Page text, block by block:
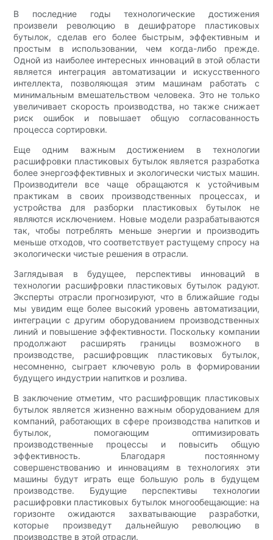
В последние годы технологические достижения
произвели революцию в дешифраторе пластиковых
бутылок, сделав его более быстрым, эффективным и
простым в использовании, чем когда-либо прежде.
Одной из наиболее интересных инноваций в этой области
является интеграция автоматизации и искусственного
интеллекта, позволяющая этим машинам работать с
минимальным вмешательством человека. Это не только
увеличивает скорость производства, но также снижает
риск ошибок и повышает общую согласованность
процесса сортировки.
Еще одним важным достижением в технологии
расшифровки пластиковых бутылок является разработка
более энергоэффективных и экологически чистых машин.
Производители все чаще обращаются к устойчивым
практикам в своих производственных процессах, и
устройства для разборки пластиковых бутылок не
являются исключением. Новые модели разрабатываются
так, чтобы потреблять меньше энергии и производить
меньше отходов, что соответствует растущему спросу на
экологически чистые решения в отрасли.
Заглядывая в будущее, перспективы инноваций в
технологии расшифровки пластиковых бутылок радуют.
Эксперты отрасли прогнозируют, что в ближайшие годы
мы увидим еще более высокий уровень автоматизации,
интеграции с другим оборудованием производственных
линий и повышение эффективности. Поскольку компании
продолжают расширять границы возможного в
производстве, расшифровщик пластиковых бутылок,
несомненно, сыграет ключевую роль в формировании
будущего индустрии напитков и розлива.
В заключение отметим, что расшифровщик пластиковых
бутылок является жизненно важным оборудованием для
компаний, работающих в сфере производства напитков и
бутылок, помогающим оптимизировать
производственные процессы и повысить общую
эффективность. Благодаря постоянному
совершенствованию и инновациям в технологиях эти
машины будут играть еще большую роль в будущем
производстве. Будущие перспективы технологии
расшифровки пластиковых бутылок многообещающие: на
горизонте ожидаются захватывающие разработки,
которые произведут дальнейшую революцию в
производстве в этой отрасли.